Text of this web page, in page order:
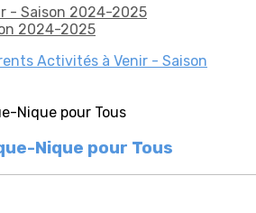
- Saison 2024-2025
2024-2025
Activités à Venir - Saison
Nique pour Tous